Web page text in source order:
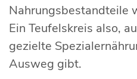
Nahrungsbestandteile
Ein Teufelskreis also,
gezielte
Ausweg gibt.